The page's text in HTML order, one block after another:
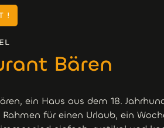
!
Bären
ein Haus aus dem 18.
für einen Urlaub, ein